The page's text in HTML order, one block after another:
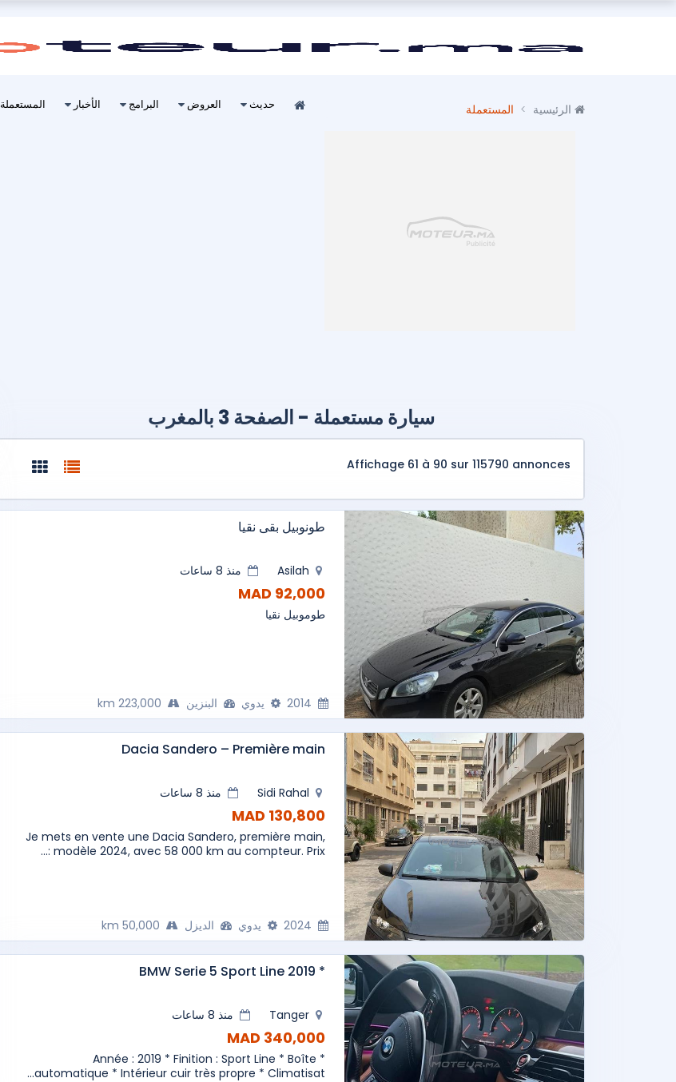
حديث العروض البرامج الأخبار المستعملة المستعملة
سيارة مستعملة - الصفحة 3 بالمغرب
Affichage 61 à 90 sur 115790 annonces
طونوبيل بقى نقيا
منذ 8 ساعات
92,000 MAD
طوموبيل نقيا
البنزين
Dacia Sandero – Première main
منذ 8 ساعات
130,800 MAD
Je mets en vente une Dacia Sandero, première main,
modèle 2024, avec 58 000 km au compteur. Prix :...
الديزل
* BMW Serie 5 Sport Line 2019
منذ 8 ساعات
340,000 MAD
* Année : 2019 * Finition : Sport Line * Boîte
automatique * Intérieur cuir très propre * Climatisat...